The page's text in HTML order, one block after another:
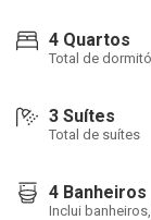
4 Quartos
Total de
3 Suítes
Total de suítes
4 Banheiros
Inclui